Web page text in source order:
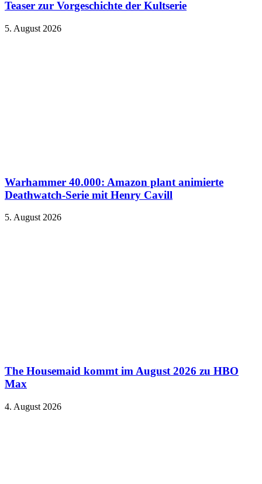
Teaser zur Vorgeschichte der Kultserie
5. August 2026
Warhammer 40.000: Amazon plant animierte
Deathwatch-Serie mit Henry Cavill
5. August 2026
The Housemaid kommt im August 2026 zu HBO
Max
4. August 2026